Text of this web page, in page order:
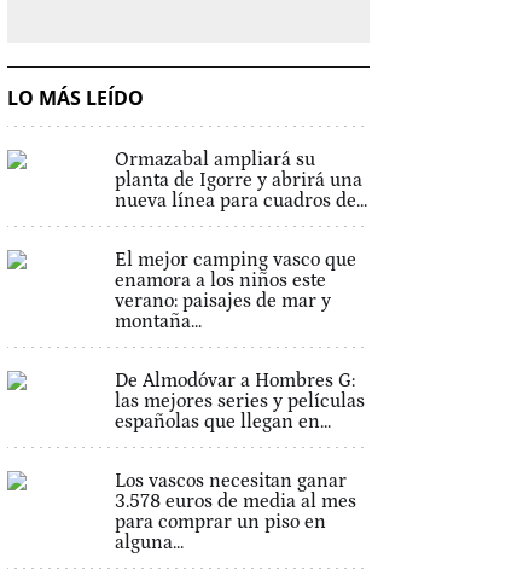
LO MÁS LEÍDO
Ormazabal ampliará su
planta de Igorre y abrirá una
nueva línea para cuadros de...
El mejor camping vasco que
enamora a los niños este
verano: paisajes de mar y
montaña...
De Almodóvar a Hombres G:
las mejores series y películas
españolas que llegan en...
Los vascos necesitan ganar
3.578 euros de media al mes
para comprar un piso en
alguna...